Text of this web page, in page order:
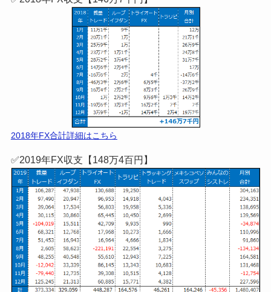
当ブログ特別タイアップのまとめ記事！【口座開設は無
料】失敗から復活した僕の経験を盛り込んだ 当ブログ限
定レポートがもらえます！
≫詳細はこちら!
【FX収支公開】